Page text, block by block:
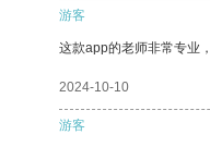
游客
这款app的老师非常专业
2024-10-10
游客